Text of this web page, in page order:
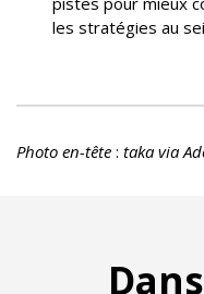
les stratégies au
Photo en-tête : taka via